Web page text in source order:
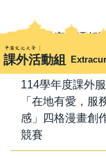
到
主
要
內
課外活動組
📢器材室搬遷相
事項📢
114學年度課外
「在地有愛，服
感」四格漫畫創
競賽